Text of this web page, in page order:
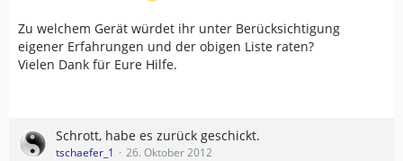
Zu welchem Gerät würdet ihr unter Berücksichtigung
eigener Erfahrungen und der obigen Liste raten?
Vielen Dank für Eure Hilfe.
Schrott, habe es zurück geschickt.
tschaefer_1 26. Oktober 2012